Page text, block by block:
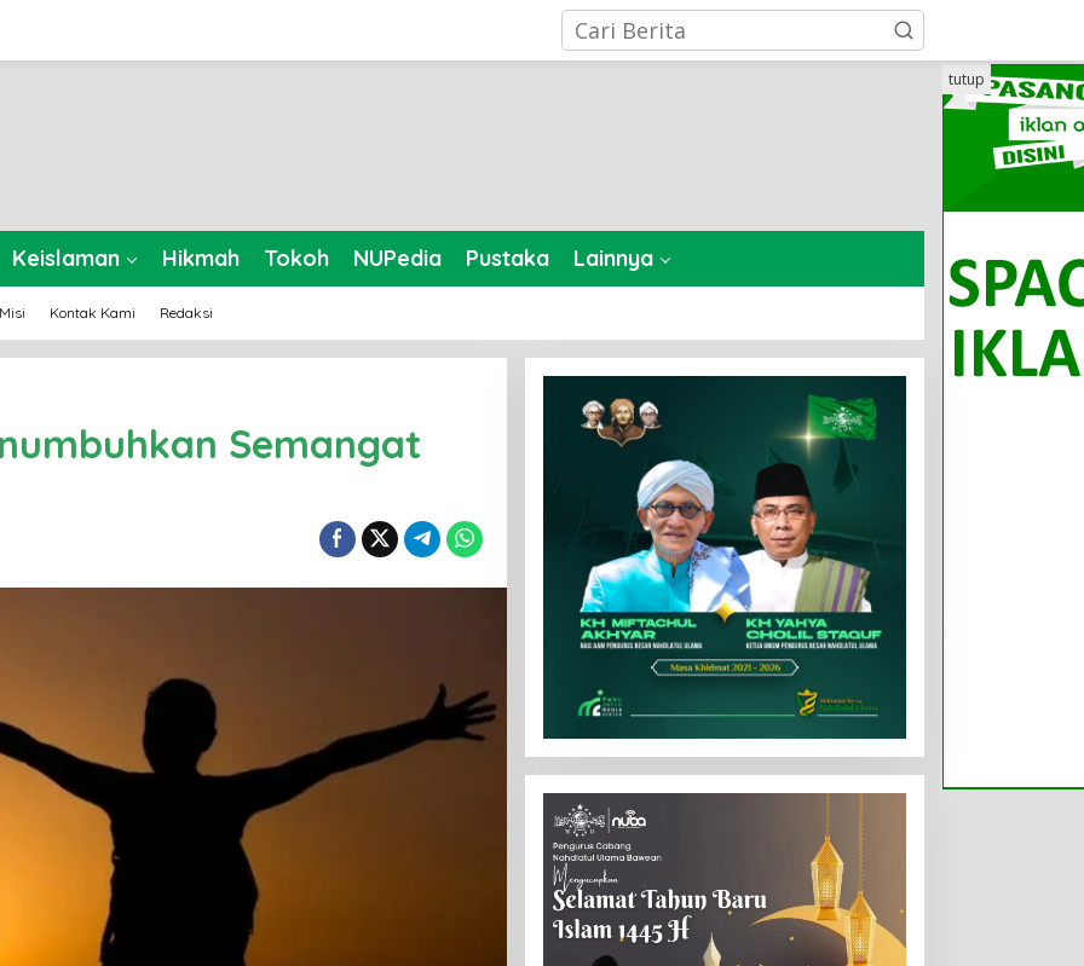
Keislaman Hikmah Tokoh NUPedia Pustaka Lainnya
Kontak Kami Redaksi
tutup
Semangat